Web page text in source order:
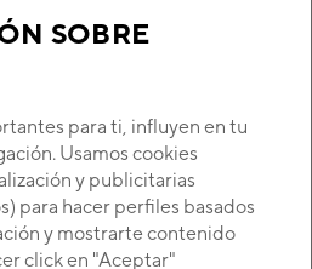
SOBRE
para ti, influyen en tu
Usamos cookies
y publicitarias
para hacer perfiles basados
y mostrarte contenido
click en "Aceptar"